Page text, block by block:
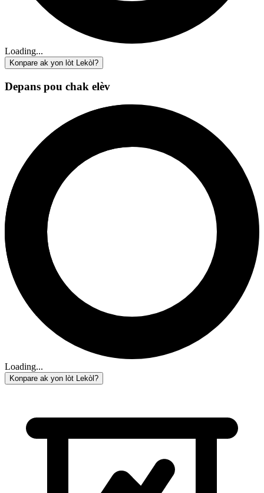
Loading...
Konpare ak yon lòt Lekòl?
Depans pou chak elèv
Loading...
Konpare ak yon lòt Lekòl?